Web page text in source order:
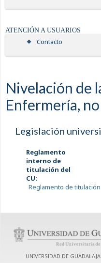
ATENCIÓN A USUARIOS
Contacto
Nivelación de
Enfermería,
Legislación
Reglamento
interno de
titulación del
CU:
Reglamento de titulación
UNIVERSIDAD DE